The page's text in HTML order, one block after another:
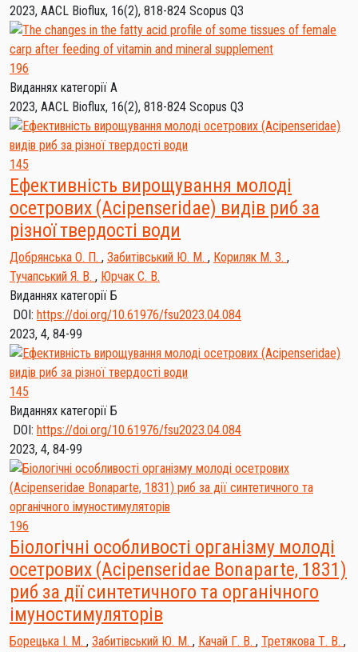
2023, AACL Bioflux, 16(2), 818-824 Scopus Q3
196
Виданнях категорії А
2023, AACL Bioflux, 16(2), 818-824 Scopus Q3
145
Ефективність вирощування молоді
осетрових (Acipenseridae) видів риб за
різної твердості води
Добрянська О. П. , Забитівський Ю. М. , Кориляк М. З. ,
Тучапський Я. В. , Юрчак С. В.
Виданнях категорії Б
DOI: https://doi.org/10.61976/fsu2023.04.084
2023, 4, 84-99
145
Виданнях категорії Б
DOI: https://doi.org/10.61976/fsu2023.04.084
2023, 4, 84-99
196
Біологічні особливості організму молоді
осетрових (Acipenseridae Bonaparte, 1831)
риб за дії синтетичного та органічного
імуностимуляторів
Борецька І. М. , Забитівський Ю. М. , Качай Г. В. , Третякова Т. В. ,